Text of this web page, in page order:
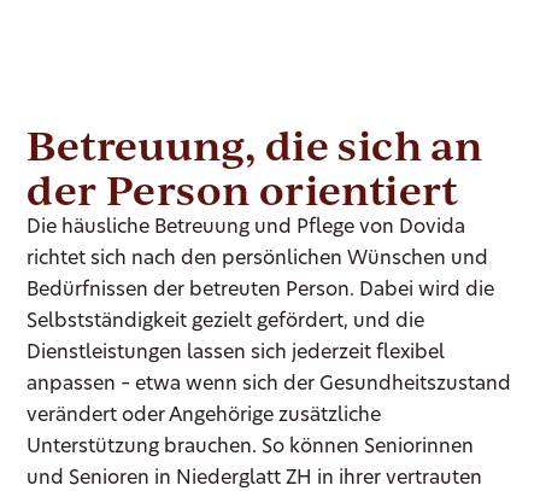
Betreuung, die sich an
der Person orientiert
Die häusliche Betreuung und Pflege von Dovida
richtet sich nach den persönlichen Wünschen und
Bedürfnissen der betreuten Person. Dabei wird die
Selbstständigkeit gezielt gefördert, und die
Dienstleistungen lassen sich jederzeit flexibel
anpassen – etwa wenn sich der Gesundheitszustand
verändert oder Angehörige zusätzliche
Unterstützung brauchen. So können Seniorinnen
und Senioren in Niederglatt ZH in ihrer vertrauten